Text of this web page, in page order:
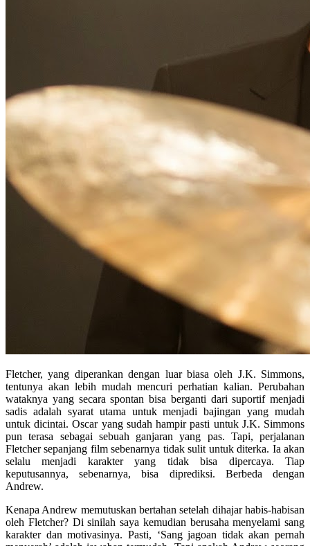
Fletcher, yang diperankan dengan luar biasa oleh J.K. Simmons,
tentunya akan lebih mudah mencuri perhatian kalian. Perubahan
wataknya yang secara spontan bisa berganti dari suportif menjadi
sadis adalah syarat utama untuk menjadi bajingan yang mudah
untuk dicintai. Oscar yang sudah hampir pasti untuk J.K. Simmons
pun terasa sebagai sebuah ganjaran yang pas. Tapi, perjalanan
Fletcher sepanjang film sebenarnya tidak sulit untuk diterka. Ia akan
selalu menjadi karakter yang tidak bisa dipercaya. Tiap
keputusannya, sebenarnya, bisa diprediksi. Berbeda dengan
Andrew.
Kenapa Andrew memutuskan bertahan setelah dihajar habis-habisan
oleh Fletcher? Di sinilah saya kemudian berusaha menyelami sang
karakter dan motivasinya. Pasti, ‘Sang jagoan tidak akan pernah